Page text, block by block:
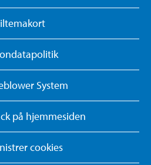
System
på hjemmesiden
cookies